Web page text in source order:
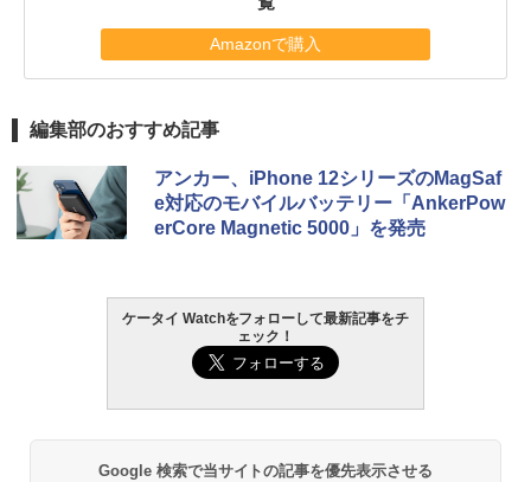
Amazonで購入
編集部のおすすめ記事
アンカー、iPhone 12シリーズのMagSaf
e対応のモバイルバッテリー「AnkerPow
erCore Magnetic 5000」を発売
ケータイ Watchをフォローして最新記事をチ
ェック！
Google 検索で当サイトの記事を優先表示させる